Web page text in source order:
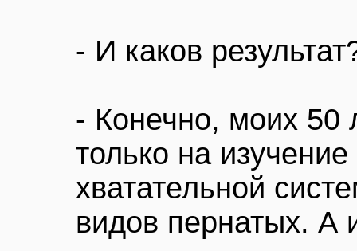
- И каков
- Конечно, моих 50
только на
хватательной
видов пернатых. А